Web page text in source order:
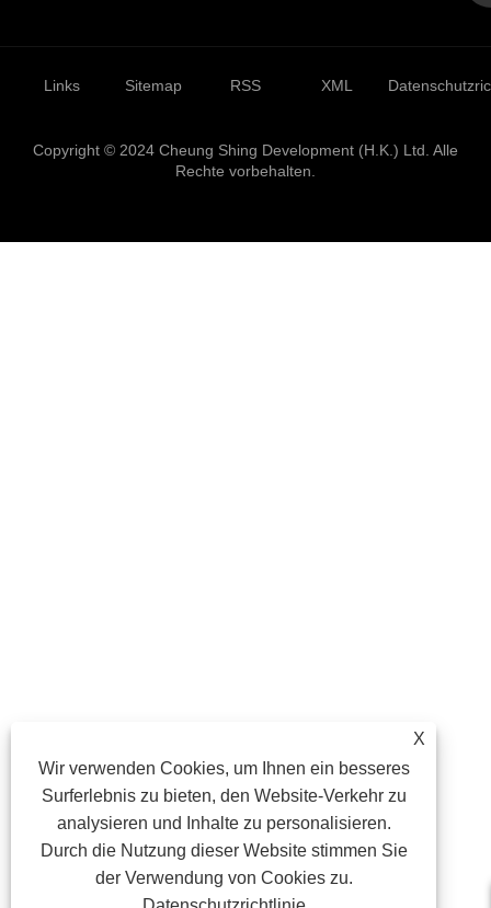
X
Wir verwenden Cookies, um Ihnen ein besseres
Surferlebnis zu bieten, den Website-Verkehr zu
analysieren und Inhalte zu personalisieren.
Durch die Nutzung dieser Website stimmen Sie
der Verwendung von Cookies zu.
Links Sitemap RSS XML
Copyright © 2024 Cheung Shing Development (H.K.) Ltd. Alle
Rechte vorbehalten.